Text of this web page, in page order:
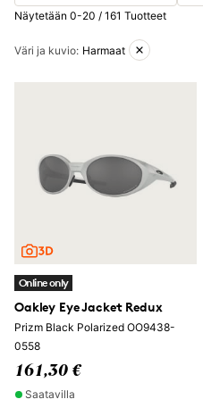
Näytetään 0-20 / 161 Tuotteet
Aktiiviset suodattimet
Väri ja kuvio: Harmaat
Online only
Oakley Eye Jacket Redux
Prizm Black Polarized OO9438-
0558
161,30 €
Saatavilla